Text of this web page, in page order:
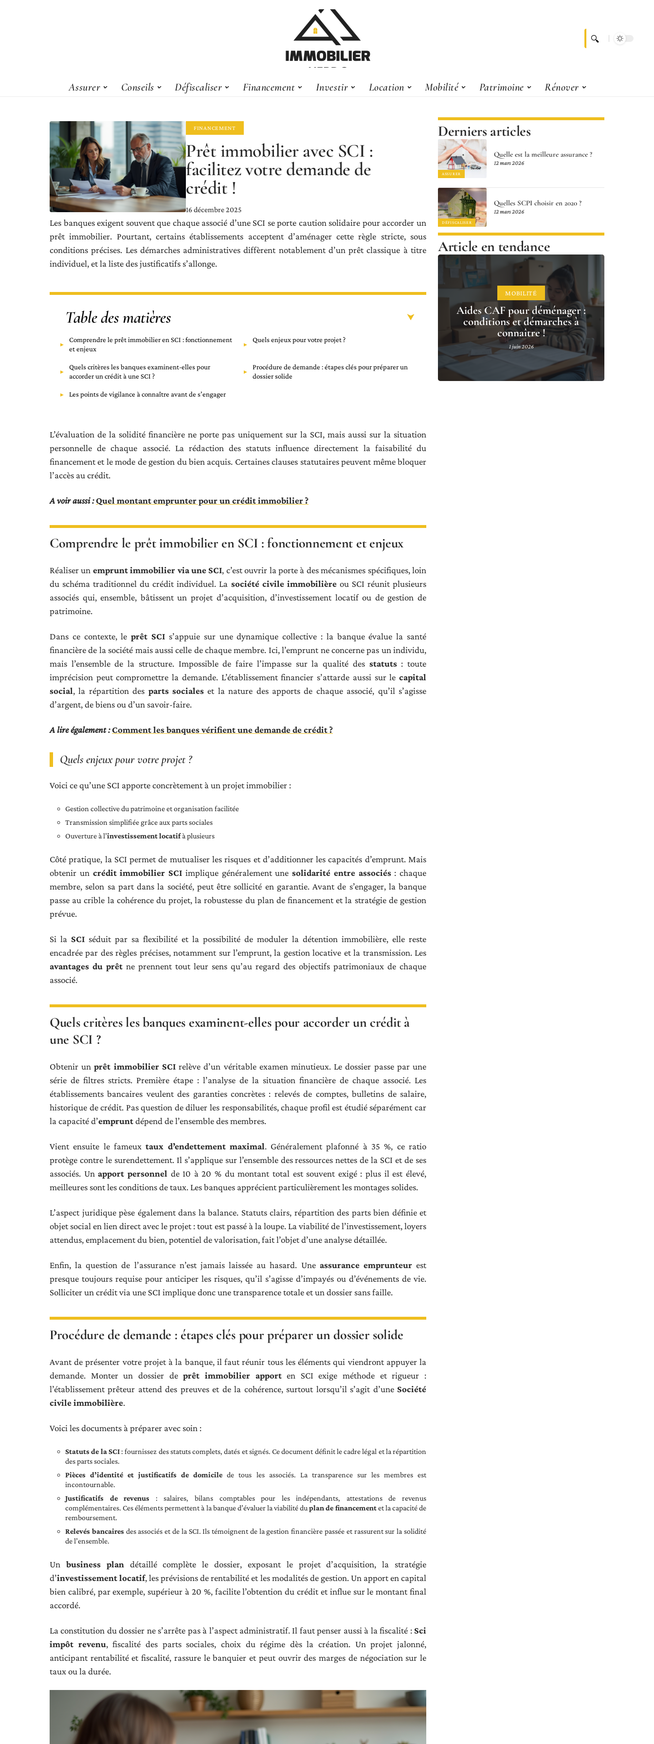
Assurer Conseils Défiscaliser Financement Investir Location Mobilité Patrimoine Rénover
FINANCEMENT
Prêt immobilier avec SCI :
facilitez votre demande de
crédit !
16 décembre 2025
Les banques exigent souvent que chaque associé d’une SCI se porte caution solidaire pour accorder un
prêt immobilier. Pourtant, certains établissements acceptent d’aménager cette règle stricte, sous
conditions précises. Les démarches administratives diffèrent notablement d’un prêt classique à titre
individuel, et la liste des justificatifs s’allonge.
Table des matières
Comprendre le prêt immobilier en SCI : fonctionnement
et enjeux
Quels enjeux pour votre projet ?
Quels critères les banques examinent-elles pour
accorder un crédit à une SCI ?
Procédure de demande : étapes clés pour préparer un
dossier solide
Les points de vigilance à connaître avant de s’engager
L’évaluation de la solidité financière ne porte pas uniquement sur la SCI, mais aussi sur la situation
personnelle de chaque associé. La rédaction des statuts influence directement la faisabilité du
financement et le mode de gestion du bien acquis. Certaines clauses statutaires peuvent même bloquer
l’accès au crédit.
A voir aussi :Quel montant emprunter pour un crédit immobilier ?
Comprendre le prêt immobilier en SCI : fonctionnement et enjeux
Réaliser un emprunt immobilier via une SCI, c’est ouvrir la porte à des mécanismes spécifiques, loin
du schéma traditionnel du crédit individuel. La société civile immobilièreou SCI réunit plusieurs
associés qui, ensemble, bâtissent un projet d’acquisition, d’investissement locatif ou de gestion de
patrimoine.
Dans ce contexte, leprêt SCI s’appuie sur une dynamique collective : la banque évalue la santé
financière de la société mais aussi celle de chaque membre. Ici, l’emprunt ne concerne pas un individu,
mais l’ensemble de la structure. Impossible de faire l’impasse sur la qualité des statuts: toute
imprécision peut compromettre la demande. L’établissement financier s’attarde aussi sur le capital
social, la répartition des parts sociales et la nature des apports de chaque associé, qu’il s’agisse
d’argent, de biens ou d’un savoir-faire.
A lire également :Comment les banques vérifient une demande de crédit ?
Quels enjeux pour votre projet ?
Voici ce qu’une SCI apporte concrètement à un projet immobilier :
Gestion collective du patrimoine et organisation facilitée
Transmission simplifiée grâce aux parts sociales
Ouverture à l’investissement locatifà plusieurs
Côté pratique, la SCI permet de mutualiser les risques et d’additionner les capacités d’emprunt. Mais
obtenir un crédit immobilier SCI implique généralement une solidarité entre associés: chaque
membre, selon sa part dans la société, peut être sollicité en garantie. Avant de s’engager, la banque
passe au crible la cohérence du projet, la robustesse du plan de financement et la stratégie de gestion
prévue.
Si la SCI séduit par sa flexibilité et la possibilité de moduler la détention immobilière, elle reste
encadrée par des règles précises, notamment sur l’emprunt, la gestion locative et la transmission. Les
avantages du prêt ne prennent tout leur sens qu’au regard des objectifs patrimoniaux de chaque
associé.
Quels critères les banques examinent-elles pour accorder un crédit à
une SCI ?
Obtenir unprêt immobilier SCIrelève d’un véritable examen minutieux. Le dossier passe par une
série de filtres stricts. Première étape : l’analyse de la situation financière de chaque associé. Les
établissements bancaires veulent des garanties concrètes : relevés de comptes, bulletins de salaire,
historique de crédit. Pas question de diluer les responsabilités, chaque profil est étudié séparément car
la capacité d’empruntdépend de l’ensemble des membres.
Vient ensuite le fameuxtaux d’endettement maximal. Généralement plafonné à 35 %, ce ratio
protège contre le surendettement. Il s’applique sur l’ensemble des ressources nettes de la SCI et de ses
associés. Unapport personnel de 10 à 20 % du montant total est souvent exigé : plus il est élevé,
meilleures sont les conditions de taux. Les banques apprécient particulièrement les montages solides.
L’aspect juridique pèse également dans la balance. Statuts clairs, répartition des parts bien définie et
objet social en lien direct avec le projet : tout est passé à la loupe. La viabilité de l’investissement, loyers
attendus, emplacement du bien, potentiel de valorisation, fait l’objet d’une analyse détaillée.
Enfin, la question de l’assurance n’est jamais laissée au hasard. Une assurance emprunteurest
presque toujours requise pour anticiper les risques, qu’il s’agisse d’impayés ou d’événements de vie.
Solliciter un crédit via une SCI implique donc une transparence totale et un dossier sans faille.
Procédure de demande : étapes clés pour préparer un dossier solide
Avant de présenter votre projet à la banque, il faut réunir tous les éléments qui viendront appuyer la
demande. Monter un dossier deprêt immobilier apporten SCI exige méthode et rigueur :
l’établissement prêteur attend des preuves et de la cohérence, surtout lorsqu’il s’agit d’une Société
civile immobilière.
Voici les documents à préparer avec soin :
Statuts de la SCI: fournissez des statuts complets, datés et signés. Ce document définit le cadre légal et la répartition
des parts sociales.
Pièces d’identité et justificatifs de domicile de tous les associés. La transparence sur les membres est
incontournable.
Justificatifs de revenus : salaires, bilans comptables pour les indépendants, attestations de revenus
complémentaires. Ces éléments permettent à la banque d’évaluer la viabilité duplan de financementet la capacité de
remboursement.
Relevés bancaires des associés et de la SCI. Ils témoignent de la gestion financière passée et rassurent sur la solidité
de l’ensemble.
Un business plan détaillé complète le dossier, exposant le projet d’acquisition, la stratégie
d’investissement locatif, les prévisions de rentabilité et les modalités de gestion. Un apport en capital
bien calibré, par exemple, supérieur à 20 %, facilite l’obtention du crédit et influe sur le montant final
accordé.
La constitution du dossier ne s’arrête pas à l’aspect administratif. Il faut penser aussi à la fiscalité : Sci
impôt revenu, fiscalité des parts sociales, choix du régime dès la création. Un projet jalonné,
anticipant rentabilité et fiscalité, rassure le banquier et peut ouvrir des marges de négociation sur le
taux ou la durée.
Derniers articles
ASSURER
Quelle est la meilleure assurance ?
12 mars 2026
DÉFISCALISER
Quelles SCPI choisir en 2020 ?
12 mars 2026
Article en tendance
MOBILITÉ
Aides CAF pour déménager :
conditions et démarches à
connaître !
1 juin 2026